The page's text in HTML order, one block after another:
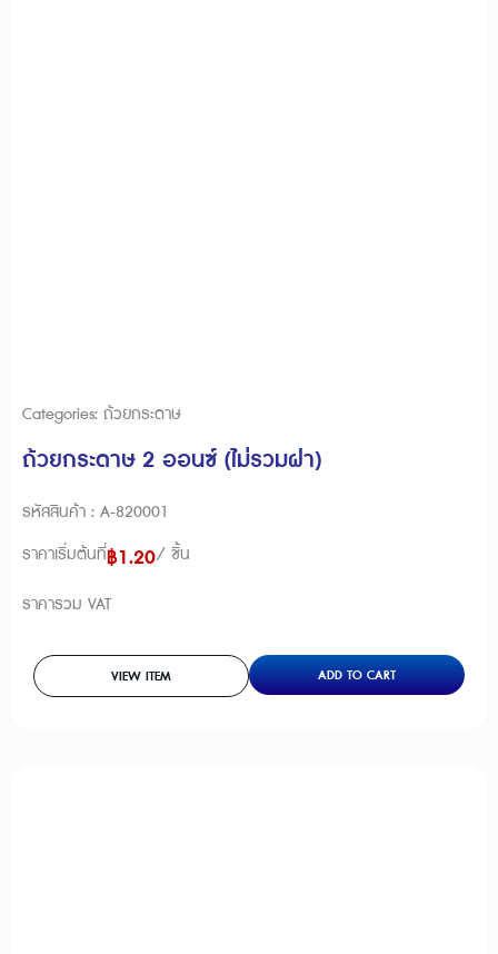
Categories: ถ้วยกระดาษ
ถ้วยกระดาษ 2 ออนซ์ (ไม่รวมฝา)
รหัสสินค้า : A-820001
ราคาเริ่มต้นที่฿1.20/ ชิ้น
ราคารวม VAT
VIEW ITEM ADD TO CART